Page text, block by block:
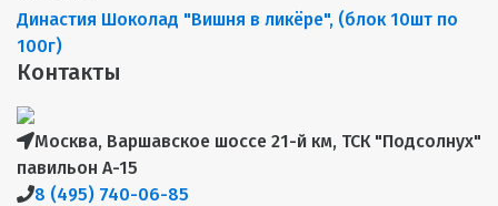
Династия Шоколад "Вишня в ликёре", (блок 10шт по
100г)
Контакты
Москва, Варшавское шоссе 21-й км, ТСК "Подсолнух"
павильон А-15
8 (495) 740-06-85